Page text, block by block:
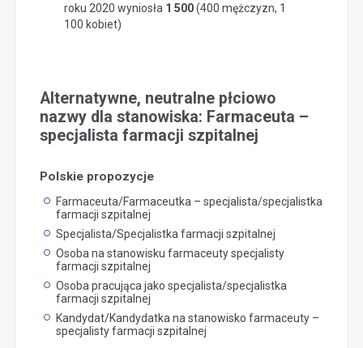
roku 2020 wyniosła 1 500(400 mężczyzn, 1
100 kobiet)
Alternatywne, neutralne płciowo
nazwy dla stanowiska: Farmaceuta –
specjalista farmacji szpitalnej
Polskie propozycje
Farmaceuta/Farmaceutka – specjalista/specjalistka
farmacji szpitalnej
Specjalista/Specjalistka farmacji szpitalnej
Osoba na stanowisku farmaceuty specjalisty
farmacji szpitalnej
Osoba pracująca jako specjalista/specjalistka
farmacji szpitalnej
Kandydat/Kandydatka na stanowisko farmaceuty –
specjalisty farmacji szpitalnej